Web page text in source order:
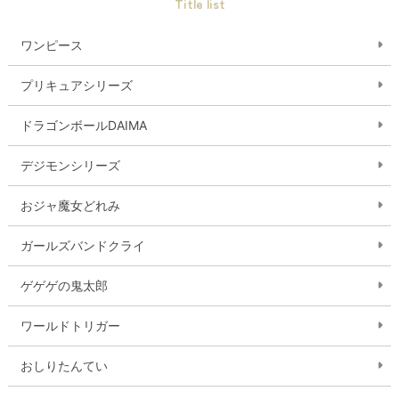
ワンピース
プリキュアシリーズ
ドラゴンボールDAIMA
デジモンシリーズ
おジャ魔女どれみ
ガールズバンドクライ
ゲゲゲの鬼太郎
ワールドトリガー
おしりたんてい